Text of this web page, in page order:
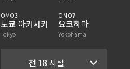
OMO3
도쿄 아카사카
Tokyo
OMO7
요코하마
Yokohama
전 18 시설